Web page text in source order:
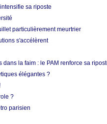
sa riposte
particulièrement meurtrier
s'accélèrent
la faim : le PAM renforce sa
élégantes ?
?
parisien